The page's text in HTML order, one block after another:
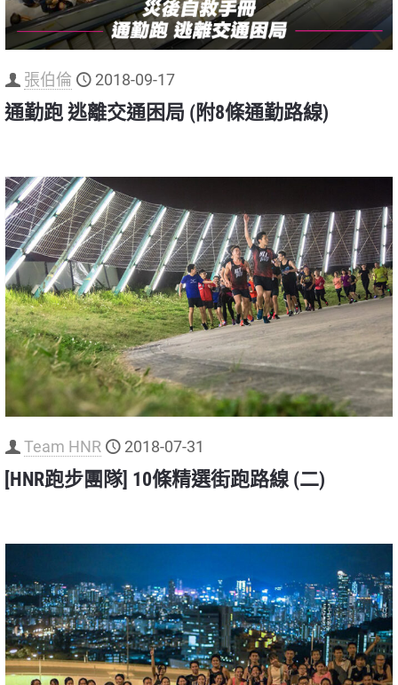
張伯倫 2018-09-17
通勤跑 逃離交通困局 (附8條通勤路線)
Team HNR 2018-07-31
[HNR跑步團隊] 10條精選街跑路線 (二)